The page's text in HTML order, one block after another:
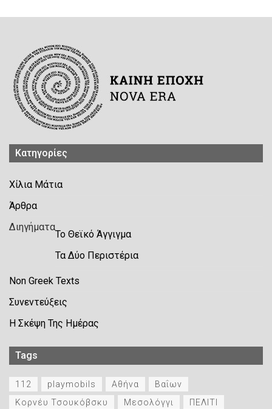
Kατηγορίες
Χίλια Μάτια
Άρθρα
Διηγήματα
Το Θεϊκό Άγγιγμα
Τα Δύο Περιστέρια
Non Greek Texts
Συνεντεύξεις
Η Σκέψη Της Ημέρας
Tags
112 playmobils Αθήνα
Βαΐων
Κορνέυ Τσουκόβσκυ
Μεσολόγγι
ΠΕΛΙΤΙ